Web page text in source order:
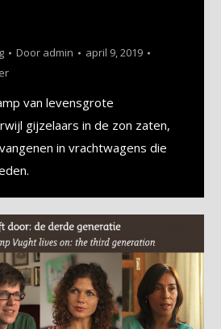
Door admin
april 9, 2019
van levensgrote
gijzelaars in de zon zaten,
in vrachtwagens die